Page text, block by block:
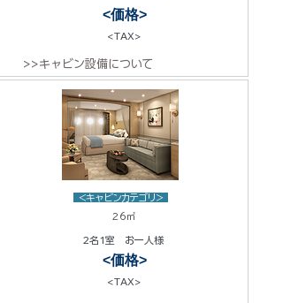
<価格>
<TAX>
>>キャビン設備について
<キャビンカテゴリ>
26㎡
2名1室 お一人様
<価格>
<TAX>